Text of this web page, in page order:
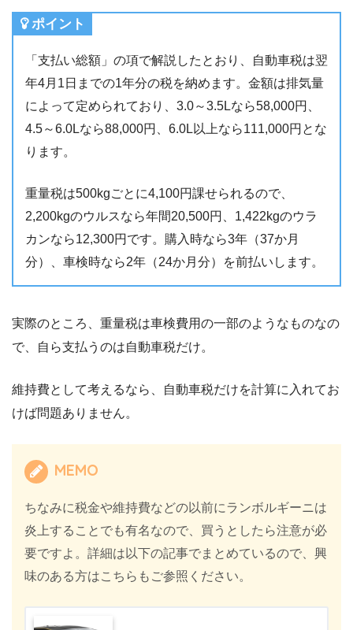
ポイント
「支払い総額」の項で解説したとおり、自動車税は翌
年4月1日までの1年分の税を納めます。金額は排気量
によって定められており、3.0～3.5Lなら58,000円、
4.5～6.0Lなら88,000円、6.0L以上なら111,000円とな
ります。
重量税は500kgごとに4,100円課せられるので、
2,200kgのウルスなら年間20,500円、1,422kgのウラ
カンなら12,300円です。購入時なら3年（37か月
分）、車検時なら2年（24か月分）を前払いします。
実際のところ、重量税は車検費用の一部のようなものなの
で、自ら支払うのは自動車税だけ。
維持費として考えるなら、自動車税だけを計算に入れてお
けば問題ありません。
MEMO
ちなみに税金や維持費などの以前にランボルギーニは
炎上することでも有名なので、買うとしたら注意が必
要ですよ。詳細は以下の記事でまとめているので、興
味のある方はこちらもご参照ください。